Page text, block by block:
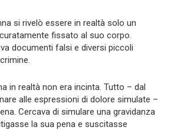
si rivelò essere in realtà solo un
fissato al suo corpo.
documenti falsi e diversi piccoli
in realtà non era incinta. Tutto – dal
alle espressioni di dolore simulate –
Cercava di simulare una gravidanza
la sua pena e suscitasse